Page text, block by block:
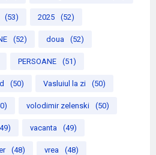
(53) 2025 (52)
(52) doua (52)
PERSOANE (51)
(50) Vasluiul la zi (50)
volodimir zelenski (50)
vacanta (49)
(48) vrea (48)